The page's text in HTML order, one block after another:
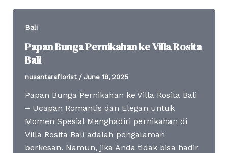
Bali
Papan Bunga Pernikahan ke Villa Rosita
Bali
nusantaraflorist / June 18, 2025
Papan Bunga Pernikahan ke Villa Rosita Bali
– Ucapan Romantis dan Elegan untuk
Momen Spesial Menghadiri pernikahan di
Villa Rosita Bali adalah pengalaman
berkesan. Namun, jika Anda tidak bisa hadir